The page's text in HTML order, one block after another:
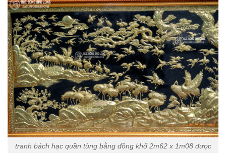
tranh bách hạc quần tùng bằng đồng khổ 2m62 x 1m08 được